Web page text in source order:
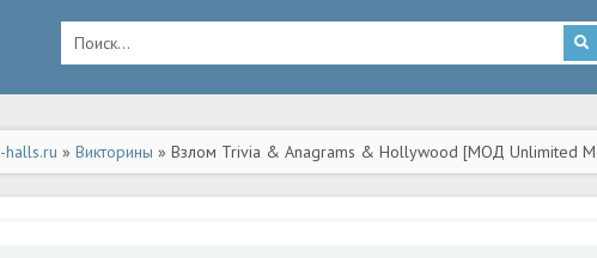
halls.ru » Викторины » Взлом Trivia & Anagrams & Hollywood [МОД Unlimited